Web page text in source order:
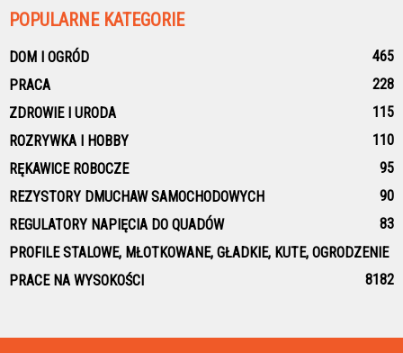
POPULARNE KATEGORIE
DOM I OGRÓD
465
PRACA
228
ZDROWIE I URODA
115
ROZRYWKA I HOBBY
110
RĘKAWICE ROBOCZE
95
REZYSTORY DMUCHAW SAMOCHODOWYCH
90
REGULATORY NAPIĘCIA DO QUADÓW
83
PROFILE STALOWE, MŁOTKOWANE, GŁADKIE, KUTE, OGRODZENIE
82
PRACE NA WYSOKOŚCI 81